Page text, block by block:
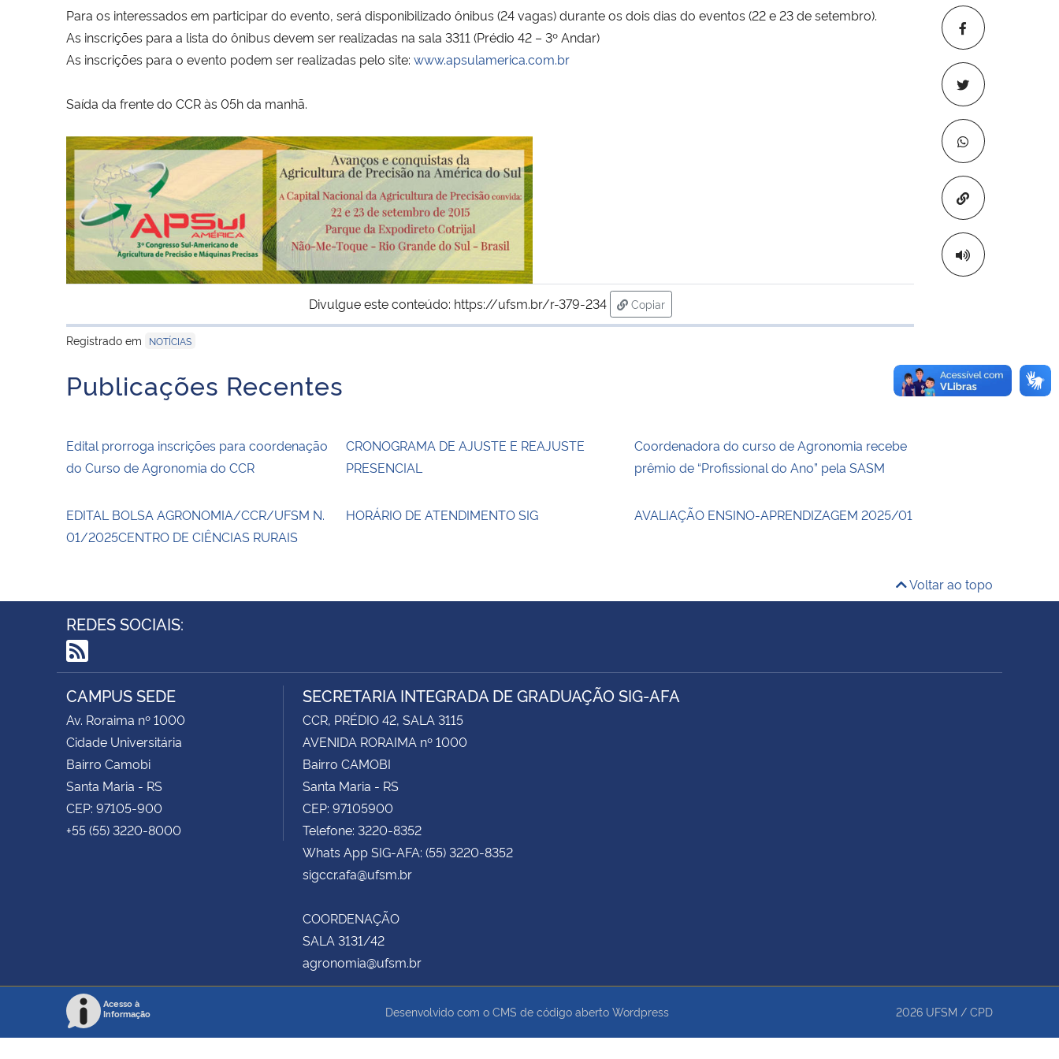
Copiar para
Para os interessados em participar do evento, será disponibilizado ônibus (24 vagas) durante os dois dias do eventos (22 e 23 de setembro).
As inscrições para a lista do ônibus devem ser realizadas na sala 3311 (Prédio 42 – 3º Andar)
As inscrições para o evento podem ser realizadas pelo site: www.apsulamerica.com.br
Saída da frente do CCR às 05h da manhã.
Divulgue este conteúdo: https://ufsm.br/r-379-234
Copiar
para área de transferência
Registrado em
NOTÍCIAS
Publicações Recentes
Edital prorroga inscrições para coordenação
do Curso de Agronomia do CCR
CRONOGRAMA DE AJUSTE E REAJUSTE
PRESENCIAL
Coordenadora do curso de Agronomia recebe
prêmio de “Profissional do Ano” pela SASM
EDITAL BOLSA AGRONOMIA/CCR/UFSM N.
01/2025CENTRO DE CIÊNCIAS RURAIS
HORÁRIO DE ATENDIMENTO SIG AVALIAÇÃO ENSINO-APRENDIZAGEM 2025/01
Voltar ao topo
REDES SOCIAIS:
RSS
CAMPUS SEDE
Av. Roraima nº 1000
Cidade Universitária
Bairro Camobi
Santa Maria - RS
CEP: 97105-900
+55 (55) 3220-8000
SECRETARIA INTEGRADA DE GRADUAÇÃO SIG-AFA
CCR, PRÉDIO 42, SALA 3115
AVENIDA RORAIMA nº 1000
Bairro CAMOBI
Santa Maria - RS
CEP: 97105900
Telefone: 3220-8352
Whats App SIG-AFA: (55) 3220-8352
sigccr.afa@ufsm.br
COORDENAÇÃO
SALA 3131/42
agronomia@ufsm.br
Acesso à
Informação
Desenvolvido com o CMS de código aberto Wordpress 2026 UFSM / CPD